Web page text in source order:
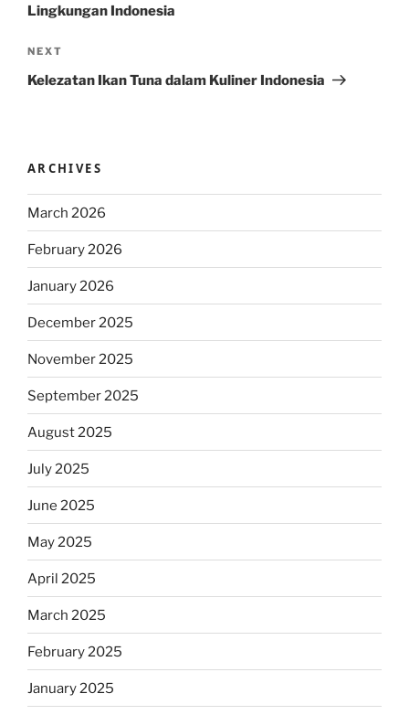
Lingkungan Indonesia
Next
Post
NEXT
Kelezatan Ikan Tuna dalam Kuliner Indonesia
ARCHIVES
March 2026
February 2026
January 2026
December 2025
November 2025
September 2025
August 2025
July 2025
June 2025
May 2025
April 2025
March 2025
February 2025
January 2025